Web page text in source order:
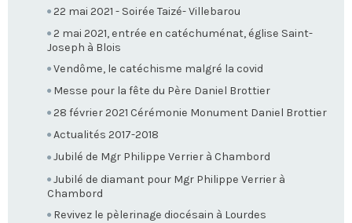
22 mai 2021 - Soirée Taizé- Villebarou
2 mai 2021, entrée en catéchuménat, église Saint-
Joseph à Blois
Vendôme, le catéchisme malgré la covid
Messe pour la fête du Père Daniel Brottier
28 février 2021 Cérémonie Monument Daniel Brottier
Actualités 2017-2018
Jubilé de Mgr Philippe Verrier à Chambord
Jubilé de diamant pour Mgr Philippe Verrier à
Chambord
Revivez le pèlerinage diocésain à Lourdes